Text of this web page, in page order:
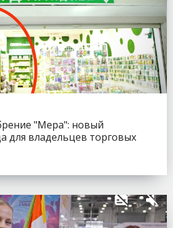
"Мера": новый
для владельцев торговых